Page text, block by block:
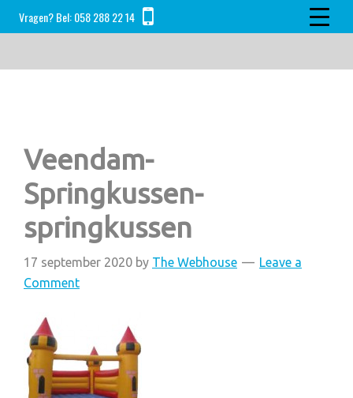
Skip
to
Skip
to
Skip
to
Vragen? Bel:058 288 22 14
Veendam-
Springkussen-
springkussen
17 september 2020 by The Webhouse
Leave a
Comment